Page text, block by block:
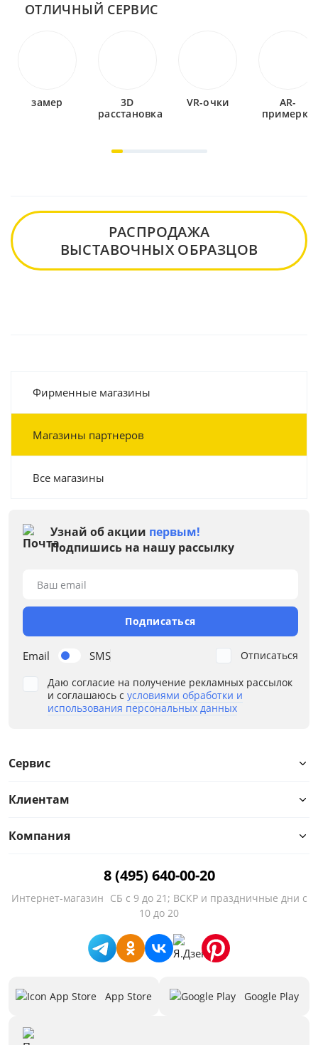
ОТЛИЧНЫЙ СЕРВИС
замер
3D
расстановка
VR-очки
AR-
примерка
РАСПРОДАЖА
ВЫСТАВОЧНЫХ ОБРАЗЦОВ
Фирменные магазины
Магазины партнеров
Все магазины
Узнай об акции первым!
Подпишись на нашу рассылку
Email SMS
Ваш email
Подписаться
Даю согласие на получение рекламных рассылок
и соглашаюсь с условиями обработки и
использования персональных данных
Отписаться
Сервис
Клиентам
Компания
8 (495) 640-00-20
Интернет-магазин СБ с 9 до 21; ВСКР и праздничные дни с
10 до 20
App Store Google Play